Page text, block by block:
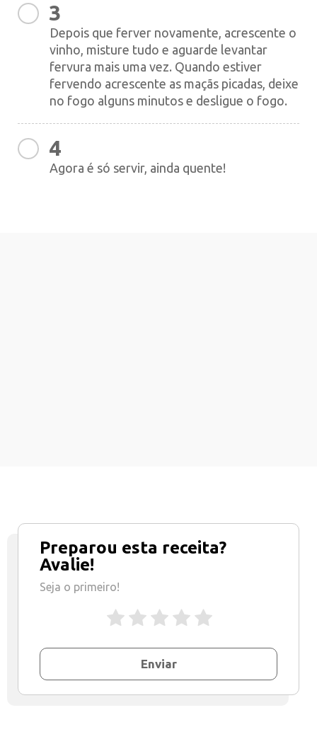
3
Depois que ferver novamente, acrescente o
vinho, misture tudo e aguarde levantar
fervura mais uma vez. Quando estiver
fervendo acrescente as maçãs picadas, deixe
no fogo alguns minutos e desligue o fogo.
4
Agora é só servir, ainda quente!
Preparou esta receita?
Avalie!
Seja o primeiro!
Enviar